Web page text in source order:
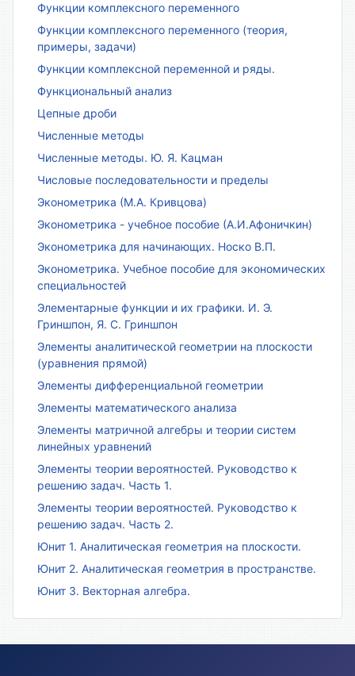
Функции комплексного переменного
Функции комплексного переменного (теория,
примеры, задачи)
Функции комплексной переменной и ряды.
Функциональный анализ
Цепные дроби
Численные методы
Численные методы. Ю. Я. Кацман
Числовые последовательности и пределы
Эконометрика (М.А. Кривцова)
Эконометрика - учебное пособие (А.И.Афоничкин)
Эконометрика для начинающих. Носко В.П.
Эконометрика. Учебное пособие для экономических
специальностей
Элементарные функции и их графики. И. Э.
Гриншпон, Я. С. Гриншпон
Элементы аналитической геометрии на плоскости
(уравнения прямой)
Элементы дифференциальной геометрии
Элементы математического анализа
Элементы матричной алгебры и теории систем
линейных уравнений
Элементы теории вероятностей. Руководство к
решению задач. Часть 1.
Элементы теории вероятностей. Руководство к
решению задач. Часть 2.
Юнит 1. Аналитическая геометрия на плоскости.
Юнит 2. Аналитическая геометрия в пространстве.
Юнит 3. Векторная алгебра.